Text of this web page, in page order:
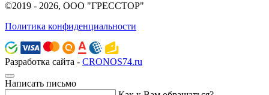
©2019 - 2026, ООО "ГРЕССТОР"
Политика конфиденциальности
Разработка сайта - CRONOS74.ru
Написать письмо